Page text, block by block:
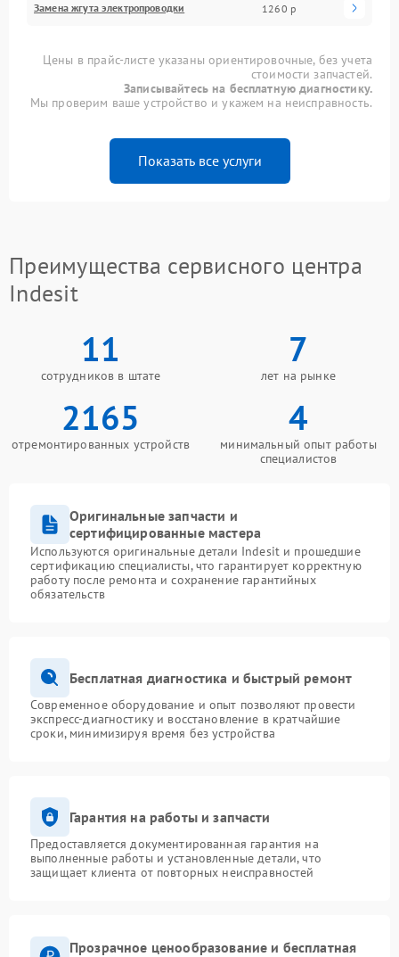
Замена жгута электропроводки 1260 р
Цены в прайс-листе указаны ориентировочные, без учета
стоимости запчастей.
Записывайтесь на бесплатную диагностику.
Мы проверим ваше устройство и укажем на неисправность.
Показать все услуги
Преимущества сервисного центра
Indesit
11
сотрудников в штате
7
лет на рынке
2165
отремонтированных устройств
4
минимальный опыт работы
специалистов
Оригинальные запчасти и
сертифицированные мастера
Используются оригинальные детали Indesit и прошедшие
сертификацию специалисты, что гарантирует корректную
работу после ремонта и сохранение гарантийных
обязательств
Бесплатная диагностика и быстрый ремонт
Современное оборудование и опыт позволяют провести
экспресс-диагностику и восстановление в кратчайшие
сроки, минимизируя время без устройства
Гарантия на работы и запчасти
Предоставляется документированная гарантия на
выполненные работы и установленные детали, что
защищает клиента от повторных неисправностей
Прозрачное ценообразование и бесплатная